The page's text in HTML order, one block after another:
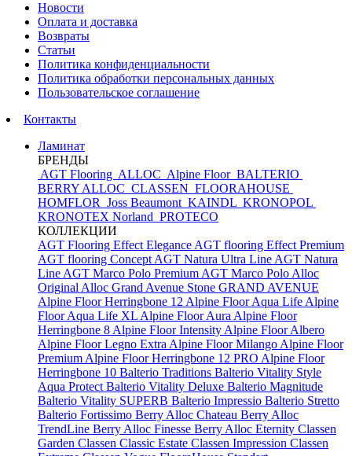
Новости
Оплата и доставка
Возвраты
Статьи
Политика конфиденциальности
Политика обработки персональных данных
Пользовательское соглашение
Контакты
Ламинат
БРЕНДЫ
AGT Flooring ALLOC Alpine Floor BALTERIO
BERRY ALLOC CLASSEN FLOORAHOUSE
HOMFLOR Joss Beaumont KAINDL KRONOPOL
KRONOTEX Norland PROTECO
КОЛЛЕКЦИИ
AGT Flooring Effect Elegance AGT flooring Effect Premium
AGT flooring Concept AGT Natura Ultra Line AGT Natura
Line AGT Marco Polo Premium AGT Marco Polo Alloc
Original Alloc Grand Avenue Stone GRAND AVENUE
Alpine Floor Herringbone 12 Alpine Floor Aqua Life Alpine
Floor Aqua Life XL Alpine Floor Aura Alpine Floor
Herringbone 8 Alpine Floor Intensity Alpine Floor Albero
Alpine Floor Legno Extra Alpine Floor Milango Alpine Floor
Premium Alpine Floor Herringbone 12 PRO Alpine Floor
Herringbone 10 Balterio Traditions Balterio Vitality Style
Aqua Protect Balterio Vitality Deluxe Balterio Magnitude
Balterio Vitality SUPERB Balterio Impressio Balterio Stretto
Balterio Fortissimo Berry Alloc Chateau Berry Alloc
TrendLine Berry Alloc Finesse Berry Alloc Eternity Classen
Garden Classen Classic Estate Classen Impression Classen